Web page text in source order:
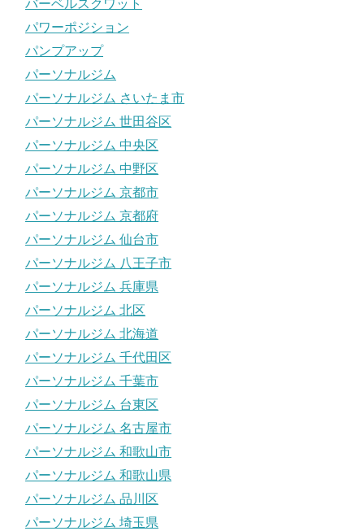
バーベルスクワット
パワーポジション
パンプアップ
パーソナルジム
パーソナルジム さいたま市
パーソナルジム 世田谷区
パーソナルジム 中央区
パーソナルジム 中野区
パーソナルジム 京都市
パーソナルジム 京都府
パーソナルジム 仙台市
パーソナルジム 八王子市
パーソナルジム 兵庫県
パーソナルジム 北区
パーソナルジム 北海道
パーソナルジム 千代田区
パーソナルジム 千葉市
パーソナルジム 台東区
パーソナルジム 名古屋市
パーソナルジム 和歌山市
パーソナルジム 和歌山県
パーソナルジム 品川区
パーソナルジム 埼玉県